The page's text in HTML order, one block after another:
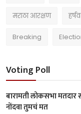
मराठा आरक्षण
Breaking
Voting Poll
बारामती लोकसभा
नोंदवा तुमचं मत